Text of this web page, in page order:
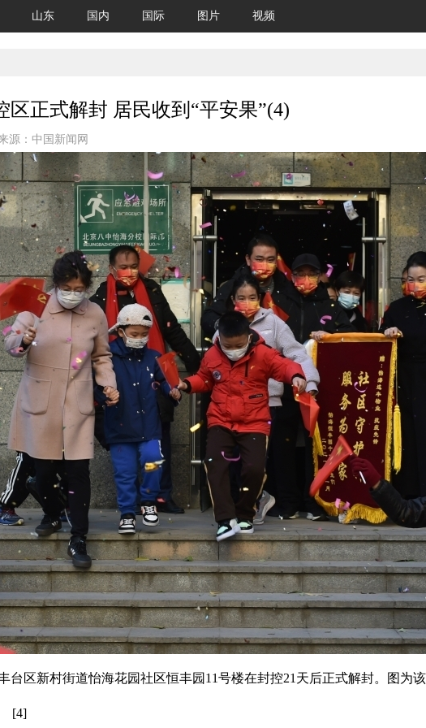
山东 国内 国际 图片 视频
区正式解封 居民收到“平安果”(4)
源： 中国新闻网
区新村街道怡海花园社区恒丰园11号楼在封控21天后正式解封。图为
[4]